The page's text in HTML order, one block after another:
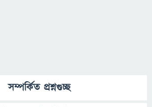
সম্পর্কিত প্রশ্নগুচ্ছ